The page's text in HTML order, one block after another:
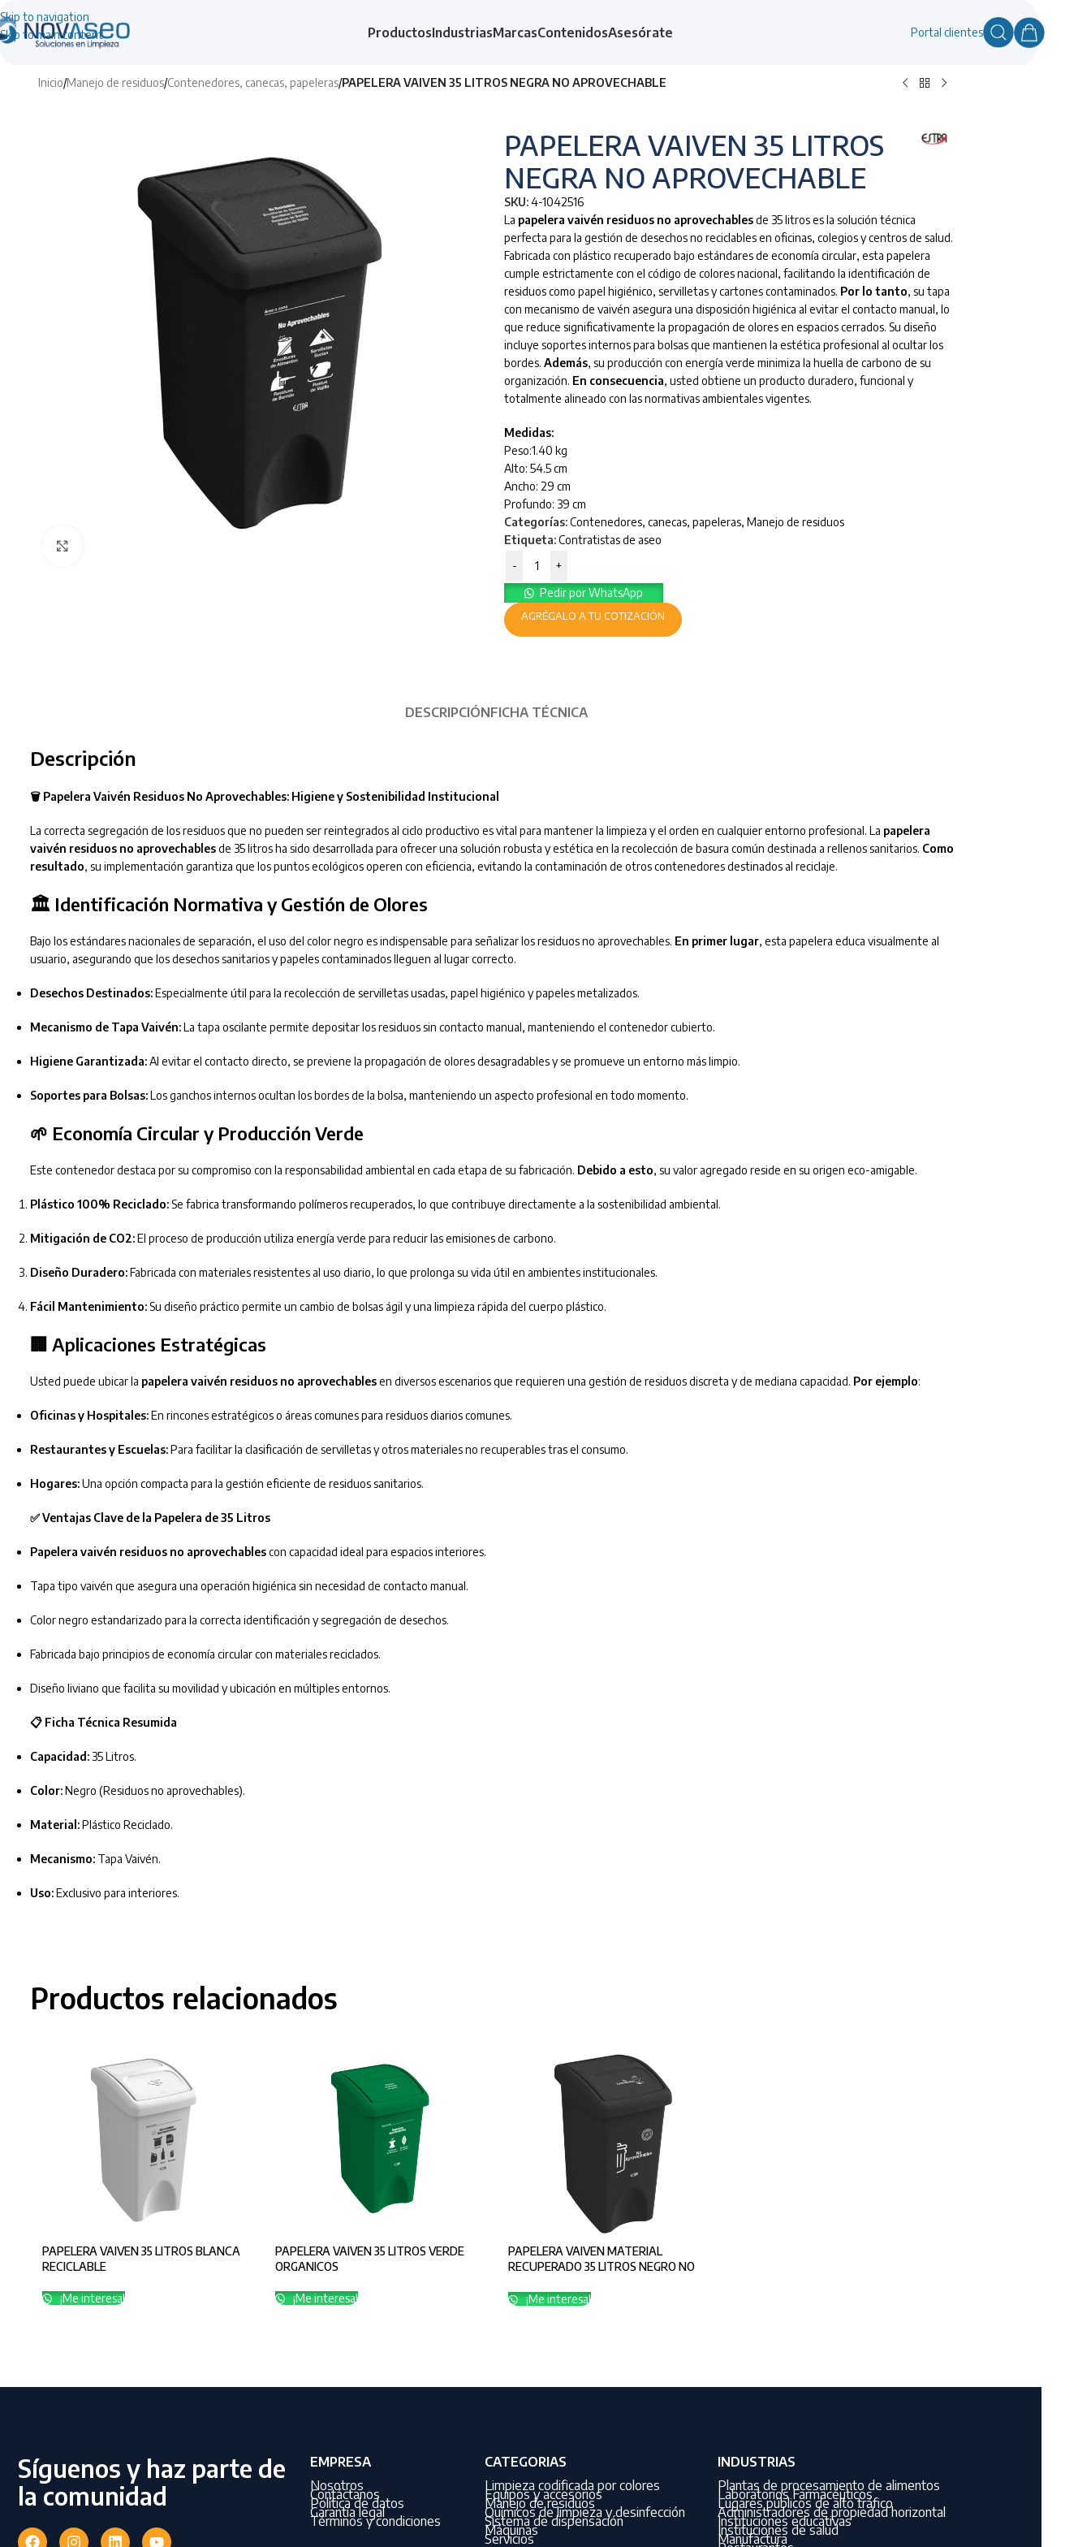
Skip to navigation
Skip to main content
ProductosIndustriasMarcasContenidosAsesórate Portal clientes
Inicio/Manejo de residuos/Contenedores, canecas, papeleras/PAPELERA VAIVEN 35 LITROS NEGRA NO APROVECHABLE
PAPELERA VAIVEN 35 LITROS
NEGRA NO APROVECHABLE
SKU:4-1042516
La papelera vaivén residuos no aprovechablesde 35 litros es la solución técnica
perfecta para la gestión de desechos no reciclables en oficinas, colegios y centros de salud.
Fabricada con plástico recuperado bajo estándares de economía circular, esta papelera
cumple estrictamente con el código de colores nacional, facilitando la identificación de
residuos como papel higiénico, servilletas y cartones contaminados. Por lo tanto, su tapa
con mecanismo de vaivén asegura una disposición higiénica al evitar el contacto manual, lo
que reduce significativamente la propagación de olores en espacios cerrados. Su diseño
incluye soportes internos para bolsas que mantienen la estética profesional al ocultar los
bordes. Además, su producción con energía verde minimiza la huella de carbono de su
organización. En consecuencia, usted obtiene un producto duradero, funcional y
totalmente alineado con las normativas ambientales vigentes.
Medidas:
Peso:1.40 kg
Alto: 54.5 cm
Ancho: 29 cm
Profundo: 39 cm
Categorías:Contenedores, canecas, papeleras, Manejo de residuos
Etiqueta:Contratistas de aseo
-
+
Pedir por WhatsApp
AGRÉGALO A TU COTIZACIÓN
DESCRIPCIÓNFICHA TÉCNICA
Descripción
🗑️ Papelera Vaivén Residuos No Aprovechables: Higiene y Sostenibilidad Institucional
La correcta segregación de los residuos que no pueden ser reintegrados al ciclo productivo es vital para mantener la limpieza y el orden en cualquier entorno profesional. La papelera
vaivén residuos no aprovechablesde 35 litros ha sido desarrollada para ofrecer una solución robusta y estética en la recolección de basura común destinada a rellenos sanitarios. Como
resultado, su implementación garantiza que los puntos ecológicos operen con eficiencia, evitando la contaminación de otros contenedores destinados al reciclaje.
🏛️ Identificación Normativa y Gestión de Olores
Bajo los estándares nacionales de separación, el uso del color negro es indispensable para señalizar los residuos no aprovechables. En primer lugar, esta papelera educa visualmente al
usuario, asegurando que los desechos sanitarios y papeles contaminados lleguen al lugar correcto.
Desechos Destinados:Especialmente útil para la recolección de servilletas usadas, papel higiénico y papeles metalizados.
Mecanismo de Tapa Vaivén:La tapa oscilante permite depositar los residuos sin contacto manual, manteniendo el contenedor cubierto.
Higiene Garantizada:Al evitar el contacto directo, se previene la propagación de olores desagradables y se promueve un entorno más limpio.
Soportes para Bolsas:Los ganchos internos ocultan los bordes de la bolsa, manteniendo un aspecto profesional en todo momento.
🌱 Economía Circular y Producción Verde
Este contenedor destaca por su compromiso con la responsabilidad ambiental en cada etapa de su fabricación. Debido a esto, su valor agregado reside en su origen eco-amigable.
Plástico 100% Reciclado:Se fabrica transformando polímeros recuperados, lo que contribuye directamente a la sostenibilidad ambiental.
Mitigación de CO2:El proceso de producción utiliza energía verde para reducir las emisiones de carbono.
Diseño Duradero:Fabricada con materiales resistentes al uso diario, lo que prolonga su vida útil en ambientes institucionales.
Fácil Mantenimiento:Su diseño práctico permite un cambio de bolsas ágil y una limpieza rápida del cuerpo plástico.
🏢 Aplicaciones Estratégicas
Usted puede ubicar la papelera vaivén residuos no aprovechablesen diversos escenarios que requieren una gestión de residuos discreta y de mediana capacidad. Por ejemplo:
Oficinas y Hospitales:En rincones estratégicos o áreas comunes para residuos diarios comunes.
Restaurantes y Escuelas:Para facilitar la clasificación de servilletas y otros materiales no recuperables tras el consumo.
Hogares:Una opción compacta para la gestión eficiente de residuos sanitarios.
✅ Ventajas Clave de la Papelera de 35 Litros
Papelera vaivén residuos no aprovechablescon capacidad ideal para espacios interiores.
Tapa tipo vaivén que asegura una operación higiénica sin necesidad de contacto manual.
Color negro estandarizado para la correcta identificación y segregación de desechos.
Fabricada bajo principios de economía circular con materiales reciclados.
Diseño liviano que facilita su movilidad y ubicación en múltiples entornos.
📋 Ficha Técnica Resumida
Capacidad:35 Litros.
Color:Negro (Residuos no aprovechables).
Material:Plástico Reciclado.
Mecanismo:Tapa Vaivén.
Uso:Exclusivo para interiores.
Productos relacionados
PAPELERA VAIVEN 35 LITROS BLANCA
RECICLABLE
¡Me interesa!
PAPELERA VAIVEN 35 LITROS VERDE
ORGANICOS
¡Me interesa!
PAPELERA VAIVEN MATERIAL
RECUPERADO 35 LITROS NEGRO NO
¡Me interesa!
Síguenos y haz parte de
la comunidad
EMPRESA
Nosotros
Contáctanos
Política de datos
Garantía legal
Términos y condiciones
CATEGORIAS
Limpieza codificada por colores
Equipos y accesorios
Manejo de residuos
Químicos de limpieza y desinfección
Sistema de dispensación
Máquinas
Servicios
INDUSTRIAS
Plantas de procesamiento de alimentos
Laboratorios Farmacéuticos
Lugares públicos de alto tráfico
Administradores de propiedad horizontal
Instituciones educativas
Instituciones de salud
Manufactura